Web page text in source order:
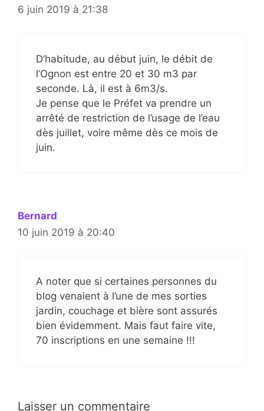
6 juin 2019 à 21:38
D’habitude, au début juin, le débit de
l’Ognon est entre 20 et 30 m3 par
seconde. Là, il est à 6m3/s.
Je pense que le Préfet va prendre un
arrêté de restriction de l’usage de l’eau
dès juillet, voire même dès ce mois de
juin.
Bernard
10 juin 2019 à 20:40
A noter que si certaines personnes du
blog venaient à l’une de mes sorties
jardin, couchage et bière sont assurés
bien évidemment. Mais faut faire vite,
70 inscriptions en une semaine !!!
Laisser un commentaire